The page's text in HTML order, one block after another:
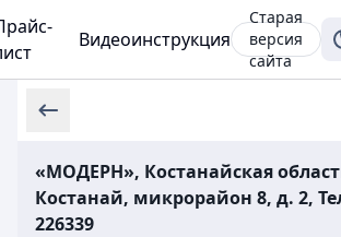
Видеоинструкция
Старая
версия
сайта
«МОДЕРН», Костанайская
Костанай, микрорайон 8, д. 2,
226339